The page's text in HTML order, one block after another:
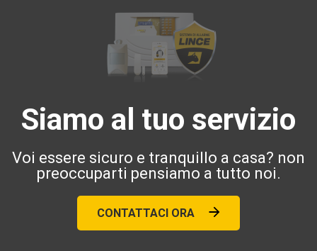
Siamo al tuo servizio
Voi essere sicuro e tranquillo a casa? non
preoccuparti pensiamo a tutto noi.
CONTATTACI ORA